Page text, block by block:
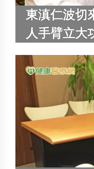
東滇仁波
人手臂立大